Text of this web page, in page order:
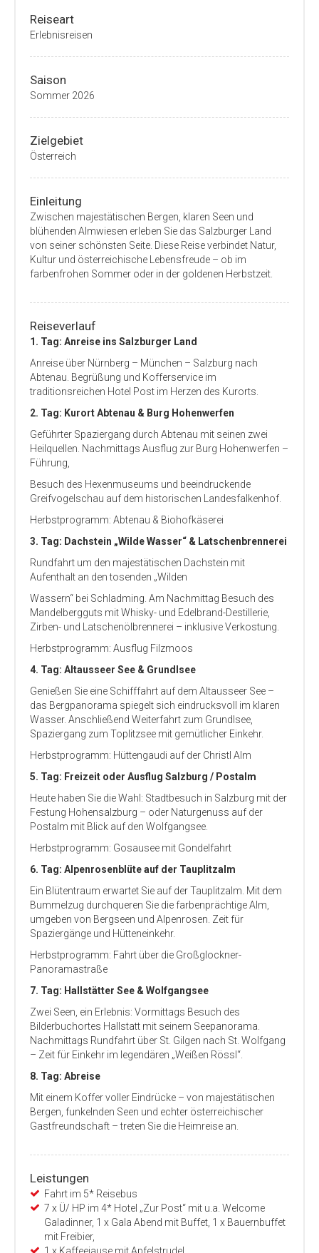
Reiseart
Erlebnisreisen
Saison
Sommer 2026
Zielgebiet
Österreich
Einleitung
Zwischen majestätischen Bergen, klaren Seen und
blühenden Almwiesen erleben Sie das Salzburger Land
von seiner schönsten Seite. Diese Reise verbindet Natur,
Kultur und österreichische Lebensfreude – ob im
farbenfrohen Sommer oder in der goldenen Herbstzeit.
Reiseverlauf
1. Tag: Anreise ins Salzburger Land
Anreise über Nürnberg – München – Salzburg nach
Abtenau. Begrüßung und Kofferservice im
traditionsreichen Hotel Post im Herzen des Kurorts.
2. Tag: Kurort Abtenau & Burg Hohenwerfen
Geführter Spaziergang durch Abtenau mit seinen zwei
Heilquellen. Nachmittags Ausflug zur Burg Hohenwerfen –
Führung,
Besuch des Hexenmuseums und beein­druckende
Greifvogelschau auf dem historischen Landesfalkenhof.
Herbstprogramm: Abtenau & Biohofkäserei
3. Tag: Dachstein „Wilde Wasser“ & Latschenbrennerei
Rundfahrt um den majestätischen Dachstein mit
Aufenthalt an den tosenden „Wilden
Wassern“ bei Schladming. Am Nachmittag Besuch des
Mandelbergguts mit Whisky- und Edelbrand-Destillerie,
Zirben- und Latschenölbrennerei – inklusive Verkostung.
Herbstprogramm: Ausflug Filzmoos
4. Tag: Altausseer See & Grundlsee
Genießen Sie eine Schifffahrt auf dem Altausseer See –
das Bergpanorama spiegelt sich eindrucksvoll im klaren
Wasser. Anschließend Weiterfahrt zum Grundlsee,
Spaziergang zum Toplitzsee mit gemütlicher Einkehr.
Herbstprogramm: Hüttengaudi auf der Christl Alm
5. Tag: Freizeit oder Ausflug Salzburg / Postalm
Heute haben Sie die Wahl: Stadtbesuch in Salzburg mit der
Festung Hohensalzburg – oder Naturgenuss auf der
Postalm mit Blick auf den Wolfgangsee.
Herbstprogramm: Gosausee mit Gondelfahrt
6. Tag: Alpenrosenblüte auf der Tauplitzalm
Ein Blütentraum erwartet Sie auf der Tau­plitzalm. Mit dem
Bummelzug durchqueren Sie die farbenprächtige Alm,
umgeben von Bergseen und Alpenrosen. Zeit für
Spaziergänge und Hütteneinkehr.
Herbstprogramm: Fahrt über die Großglockner-
Panoramastraße
7. Tag: Hallstätter See & Wolfgangsee
Zwei Seen, ein Erlebnis: Vormittags Besuch des
Bilderbuchortes Hallstatt mit seinem Seepanorama.
Nachmittags Rundfahrt über St. Gilgen nach St. Wolfgang
– Zeit für Einkehr im legendären „Weißen Rössl“.
8. Tag: Abreise
Mit einem Koffer voller Eindrücke – von majestätischen
Bergen, funkelnden Seen und echter österreichischer
Gastfreundschaft – treten Sie die Heimreise an.
Leistungen
Fahrt im 5* Reisebus
7 x Ü/ HP im 4* Hotel „Zur Post“ mit u.a. Welcome
Galadinner, 1 x Gala Abend mit Buffet, 1 x Bauernbuffet
mit Freibier,